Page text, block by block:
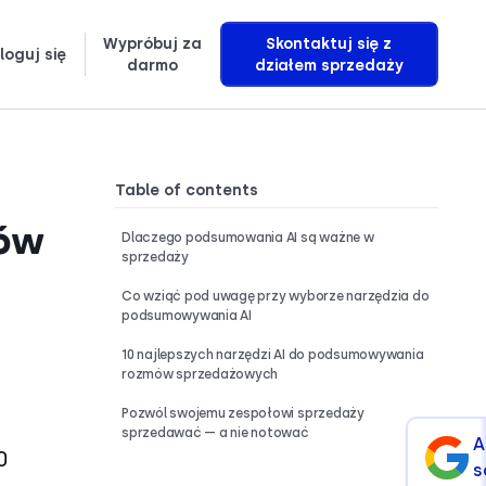
się
Wypróbuj za
darmo
Skontaktuj się z
działem sprzedaży
Table of contents
Dlaczego podsumowania AI są ważne w
sprzedaży
Co wziąć pod uwagę przy wyborze narzędzia do
podsumowywania AI
10 najlepszych narzędzi AI do podsumowywania
rozmów sprzedażowych
Pozwól swojemu zespołowi sprzedaży
sprzedawać — a nie notować